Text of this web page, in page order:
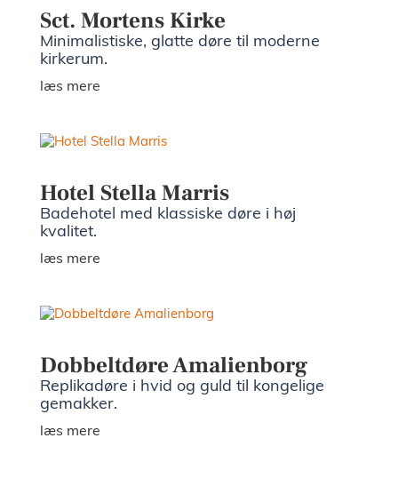
Sct. Mortens Kirke
Minimalistiske, glatte døre til moderne
kirkerum.
læs mere
Hotel Stella Marris
Badehotel med klassiske døre i høj
kvalitet.
læs mere
Dobbeltdøre Amalienborg
Replikadøre i hvid og guld til kongelige
gemakker.
læs mere